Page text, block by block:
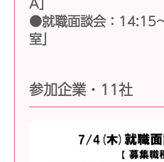
●就職面談会：
室」
参加企業・11社